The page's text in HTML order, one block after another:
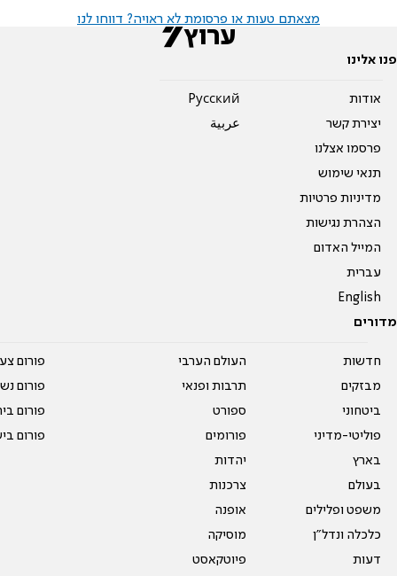
מצאתם טעות או פרסומת לא ראויה? דווחו לנו
פנו אלינו
אודות
יצירת קשר
פרסמו אצלנו
תנאי שימוש
מדיניות פרטיות
הצהרת נגישות
המייל האדום
עברית
English
Pусский
عربية
מדורים
חדשות
מבזקים
ביטחוני
פוליטי-מדיני
בארץ
בעולם
משפט ופלילים
כלכלה ונדל"ן
דעות
העולם הערבי
תרבות ופנאי
ספורט
פורומים
יהדות
צרכנות
אופנה
מוסיקה
פיוטקאסט
פורום
פורום
פורום
פורום